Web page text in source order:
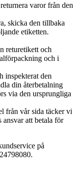
varor från den
skicka den tillbaka
etiketten.
returetikett och
och i
inspekterat den
din återbetalning
via den ursprungliga
från vår sida täcker vi
att betala för
på